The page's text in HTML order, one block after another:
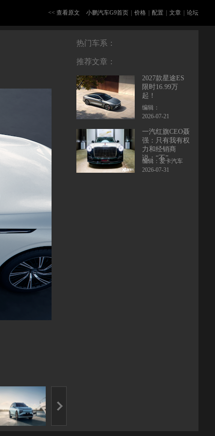
<< 查看原文 小鹏汽车G9首页 价格 配置 文章 论坛
热门车系：
推荐文章：
2027款星途ES
限时16.99万
起！
编辑：
2026-07-21
一汽红旗CEO聂
强：只有我有权
力和经销商
说：“不”
编辑：爱卡汽车
2026-07-31